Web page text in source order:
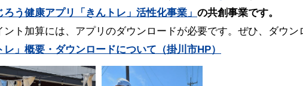
ろう健康アプリ「きんトレ」活性化事業」 の共創事業です。
ト加算には、アプリのダウンロードが必要です。ぜひ、ダウ
」概要・ダウンロードについて（掛川市HP）